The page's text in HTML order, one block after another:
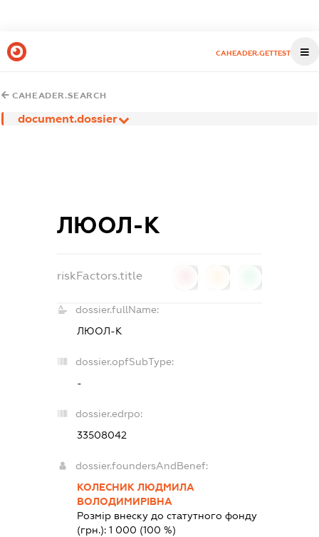
CAHEADER.GETTEST
CAHEADER.SEARCH
document.dossier
ЛЮОЛ-К
riskFactors.title
dossier.fullName:
ЛЮОЛ-К
dossier.opfSubType:
-
dossier.edrpo:
33508042
dossier.foundersAndBenef:
КОЛЕСНИК ЛЮДМИЛА
ВОЛОДИМИРІВНА
Розмір внеску до статутного фонду
(грн.):1 000 (100 %)